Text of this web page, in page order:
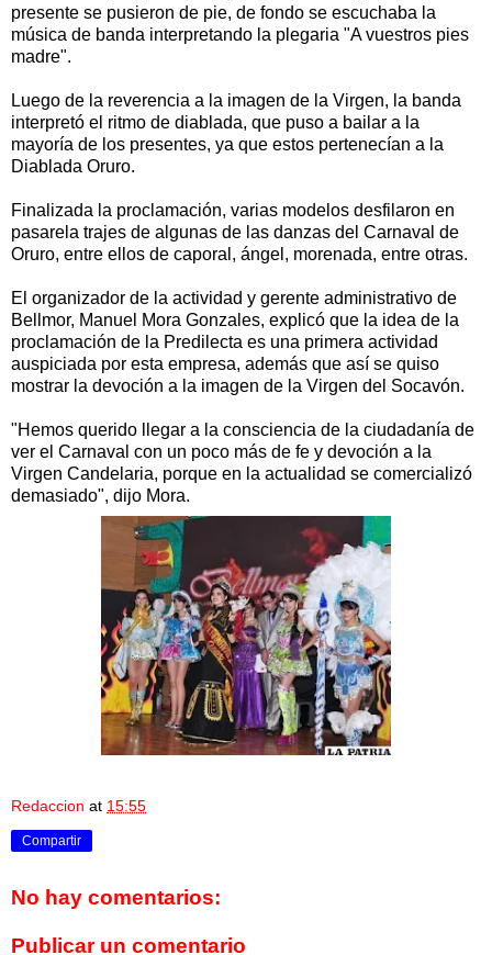
presente se pusieron de pie, de fondo se escuchaba la
música de banda interpretando la plegaria "A vuestros pies
madre".
Luego de la reverencia a la imagen de la Virgen, la banda
interpretó el ritmo de diablada, que puso a bailar a la
mayoría de los presentes, ya que estos pertenecían a la
Diablada Oruro.
Finalizada la proclamación, varias modelos desfilaron en
pasarela trajes de algunas de las danzas del Carnaval de
Oruro, entre ellos de caporal, ángel, morenada, entre otras.
El organizador de la actividad y gerente administrativo de
Bellmor, Manuel Mora Gonzales, explicó que la idea de la
proclamación de la Predilecta es una primera actividad
auspiciada por esta empresa, además que así se quiso
mostrar la devoción a la imagen de la Virgen del Socavón.
"Hemos querido llegar a la consciencia de la ciudadanía de
ver el Carnaval con un poco más de fe y devoción a la
Virgen Candelaria, porque en la actualidad se comercializó
demasiado", dijo Mora.
Redaccion at 15:55
Compartir
No hay comentarios:
Publicar un comentario